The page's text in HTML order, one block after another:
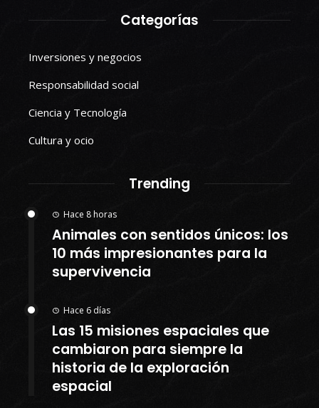
Categorías
Inversiones y negocios
Responsabilidad social
Ciencia y Tecnología
Cultura y ocio
Trending
Hace 8 horas
Animales con sentidos únicos: los
10 más impresionantes para la
supervivencia
Hace 6 días
Las 15 misiones espaciales que
cambiaron para siempre la
historia de la exploración
espacial